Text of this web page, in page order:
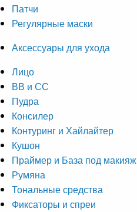
Патчи
Регулярные маски
Аксессуары для ухода
Лицо
ВВ и СС
Пудра
Консилер
Контуринг и Хайлайтер
Кушон
Праймер и База под макияж
Румяна
Тональные средства
Фиксаторы и спреи